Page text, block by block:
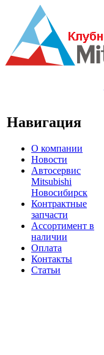
Навигация
О компании
Новости
Автосервис
Mitsubishi
Новосибирск
Контрактные
запчасти
Ассортимент в
наличии
Оплата
Контакты
Статьи